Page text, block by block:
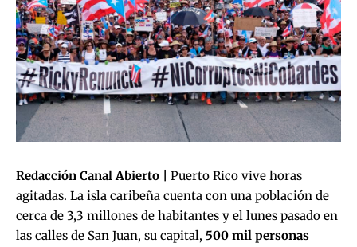
Redacción Canal Abierto |
Puerto Rico vive horas
agitadas. La isla caribeña cuenta con una población de
cerca de 3,3 millones de habitantes y el lunes pasado en
las calles de San Juan, su capital, 500 mil personas